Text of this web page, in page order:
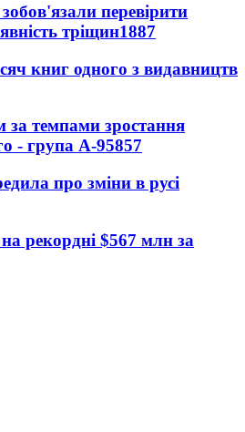
перевірити
тріщин1887
книг одного з видавництв
за темпами зростання
- група А-95857
про зміни в русі
рекордні $567 млн за